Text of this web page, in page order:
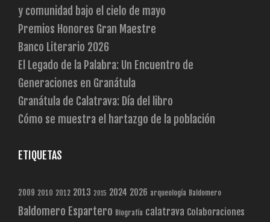
y comunidad bajo el cielo de mayo
Premios Honores Gran Maestre
Banco Literario 2026
El Legado de la Palabra: Un Encuentro de
Generaciones en Granátula
Granátula de Calatrava: Día del libro
Cómo se muestra el hartazgo de la población
ETIQUETAS
2009 2010 2012 2013 2015 2024 2026 arqueología Baldomero
Baldomero Espartero Biografía calatrava Colaboraciones